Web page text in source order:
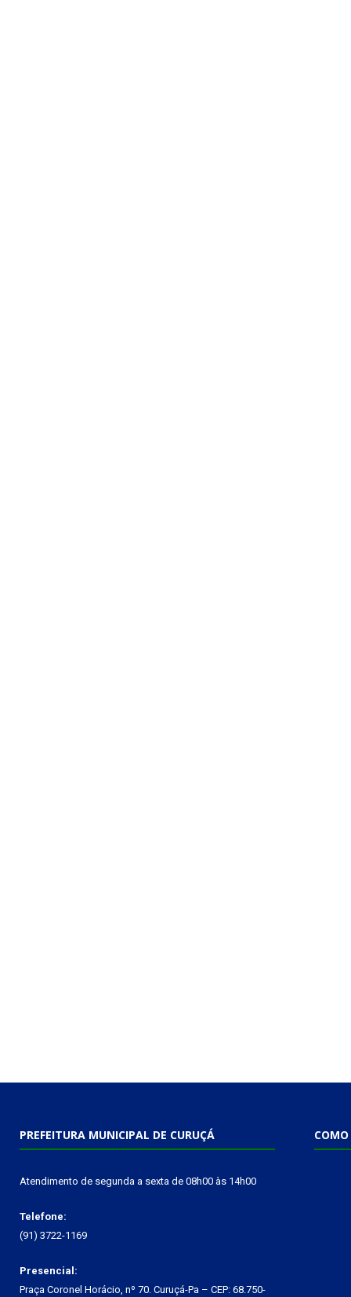
PREFEITURA MUNICIPAL DE CURUÇÁ
Atendimento de segunda a sexta de 08h00 às 14h00
Telefone:
(91) 3722-1169
Presencial:
Praça Coronel Horácio, nº 70. Curuçá-Pa – CEP: 68.750-
COMO